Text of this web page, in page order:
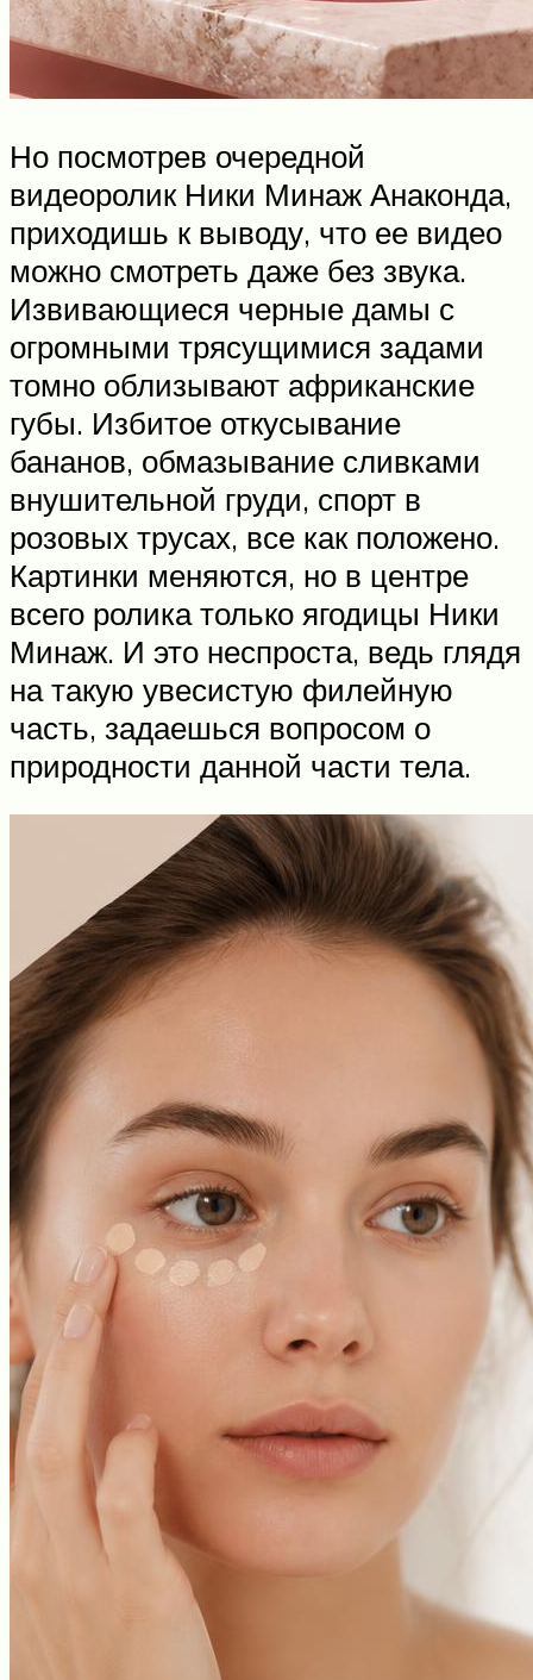
Но посмотрев очередной
видеоролик Ники Минаж Анаконда,
приходишь к выводу, что ее видео
можно смотреть даже без звука.
Извивающиеся черные дамы с
огромными трясущимися задами
томно облизывают африканские
губы. Избитое откусывание
бананов, обмазывание сливками
внушительной груди, спорт в
розовых трусах, все как положено.
Картинки меняются, но в центре
всего ролика только ягодицы Ники
Минаж. И это неспроста, ведь глядя
на такую увесистую филейную
часть, задаешься вопросом о
природности данной части тела.